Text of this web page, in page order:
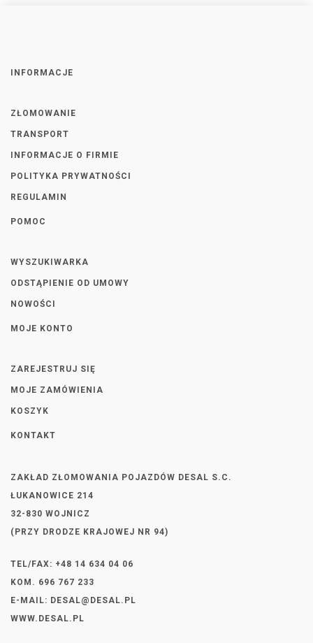
INFORMACJE
ZŁOMOWANIE
TRANSPORT
INFORMACJE O FIRMIE
POLITYKA PRYWATNOŚCI
REGULAMIN
POMOC
WYSZUKIWARKA
ODSTĄPIENIE OD UMOWY
NOWOŚCI
MOJE KONTO
ZAREJESTRUJ SIĘ
MOJE ZAMÓWIENIA
KOSZYK
KONTAKT
ZAKŁAD ZŁOMOWANIA POJAZDÓW DESAL S.C.
ŁUKANOWICE 214
32-830 WOJNICZ
(PRZY DRODZE KRAJOWEJ NR 94)
TEL/FAX: +48 14 634 04 06
KOM. 696 767 233
E-MAIL: DESAL@DESAL.PL
WWW.DESAL.PL